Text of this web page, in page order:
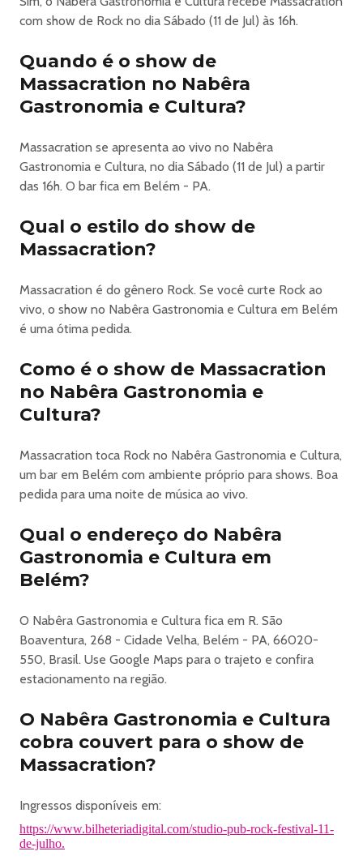
com show de Rock no dia Sábado (11 de Jul) às 16h.
Quando é o show de
Massacration no Nabêra
Gastronomia e Cultura?
Massacration se apresenta ao vivo no Nabêra
Gastronomia e Cultura, no dia Sábado (11 de Jul) a partir
das 16h. O bar fica em Belém - PA.
Qual o estilo do show de
Massacration?
Massacration é do gênero Rock. Se você curte Rock ao
vivo, o show no Nabêra Gastronomia e Cultura em Belém
é uma ótima pedida.
Como é o show de Massacration
no Nabêra Gastronomia e
Cultura?
Massacration toca Rock no Nabêra Gastronomia e Cultura,
um bar em Belém com ambiente próprio para shows. Boa
pedida para uma noite de música ao vivo.
Qual o endereço do Nabêra
Gastronomia e Cultura em
Belém?
O Nabêra Gastronomia e Cultura fica em R. São
Boaventura, 268 - Cidade Velha, Belém - PA, 66020-
550, Brasil. Use Google Maps para o trajeto e confira
estacionamento na região.
O Nabêra Gastronomia e Cultura
cobra couvert para o show de
Massacration?
Ingressos disponíveis em:
https://www.bilheteriadigital.com/studio-pub-rock-festival-11-
de-julho.